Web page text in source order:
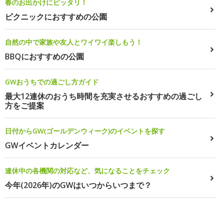
春のお出かけにピッタリ！
ピクニックにおすすめの公園
自然の中で家族や友人とワイワイ楽しもう！
BBQにおすすめの公園
GWおうちでの過ごし方ガイド
最大12連休のおうち時間を充実させるおすすめの過ごし
方をご提案
日付からGW(ゴールデンウィーク)のイベントを探す
GWイベントカレンダー
連休中の各機関の対応など、気になることをチェック
今年(2026年)のGWはいつからいつまで？